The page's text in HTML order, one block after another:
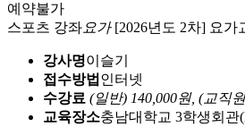
예약불가
스포츠 강좌 요가[2026년도 2차] 요가
강사명이슬기
접수방법 인터넷
수강료 (일반) 140,000원, (교직
교육장소충남대학교 3학생회관